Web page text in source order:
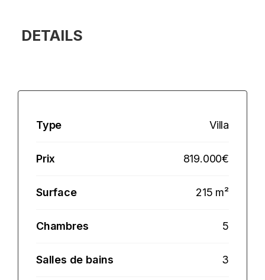
DETAILS
Type Villa
Prix 819.000€
Surface 215 m²
Chambres 5
Salles de bains 3